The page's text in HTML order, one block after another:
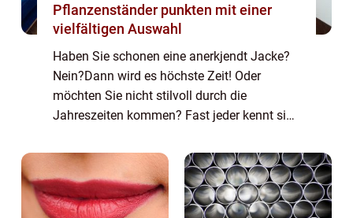
Pflanzenständer punkten mit einer
vielfältigen Auswahl
Haben Sie schonen eine anerkjendt Jacke?
Nein?Dann wird es höchste Zeit! Oder
möchten Sie nicht stilvoll durch die
Jahreszeiten kommen? Fast jeder kennt sie
die Jacke. Sie hält uns warm, bringt...